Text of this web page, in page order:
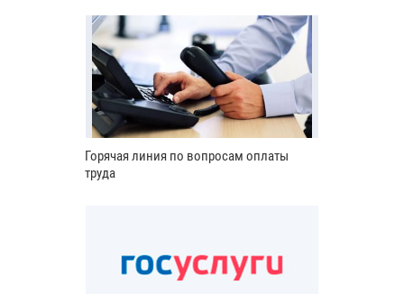
Горячая линия по вопросам оплаты
труда